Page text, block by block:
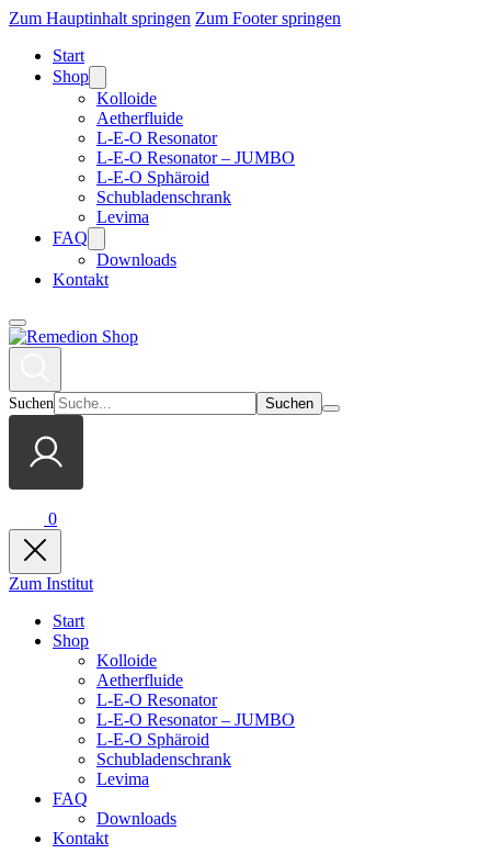
Zum Hauptinhalt springen Zum Footer springen
Start
Shop
Kolloide
Aetherfluide
L-E-O Resonator
L-E-O Resonator – JUMBO
L-E-O Sphäroid
Schubladenschrank
Levima
FAQ
Downloads
Kontakt
Suchen
0
Zum Institut
Start
Shop
Kolloide
Aetherfluide
L-E-O Resonator
L-E-O Resonator – JUMBO
L-E-O Sphäroid
Schubladenschrank
Levima
FAQ
Downloads
Kontakt